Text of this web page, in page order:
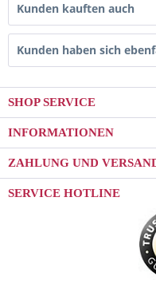
Kunden kauften auch
Kunden haben sich
SHOP SERVICE
INFORMATIONEN
ZAHLUNG UND
SERVICE HOTLINE